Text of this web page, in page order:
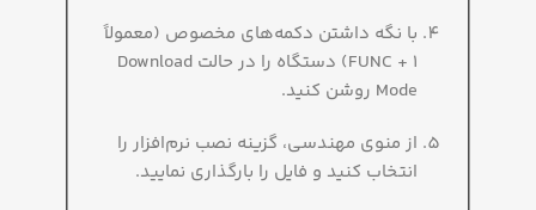
با نگه داشتن دکمه‌های مخصوص (معمولاً
FUNC + 1) دستگاه را در حالت Download
Mode روشن کنید.
از منوی مهندسی، گزینه نصب نرم‌افزار را
انتخاب کنید و فایل را بارگذاری نمایید.